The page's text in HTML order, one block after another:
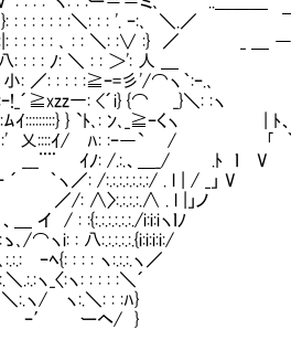
: : : : : : :＼: : : '. ｰ:､ ＼.
:|: : : : : : ､ : : ＼: :∨ :}
八: : : : ﾉ: ＼ : : ＞
ｲ 小: ／: : : : :≧ｰ=彡'/⌒
} :ｰ!_´≧xzz一: <´i} {⌒ _}
ﾑｲ:::::::::} } `ﾄ､: ﾝ､_≧ｰくヽ | ﾄ、
:' 乂::::ｲ/ ﾊ: :ｰ―` / ｢
ﾝ ___¨¨ ｲﾉ: /.:.、＿_/ .ﾄ ｌⅣV
ヽ／: /:.:.:.:.:.:.:/ . l | / _」 V
〉:.:.:.:.∧ . l |」ノ
イ / : :{:.:.:.:.:.:./i:i:iヽｌﾉ 日暮
⌒ヽi: : 八:.:.:.:.:.{i:i:i:i:/
ｰﾍ{: : : : ヽ:.:.:.ヽ／
:ヽ: : : : :＼´
:.＼: : :ﾊ}
ヘ/ }